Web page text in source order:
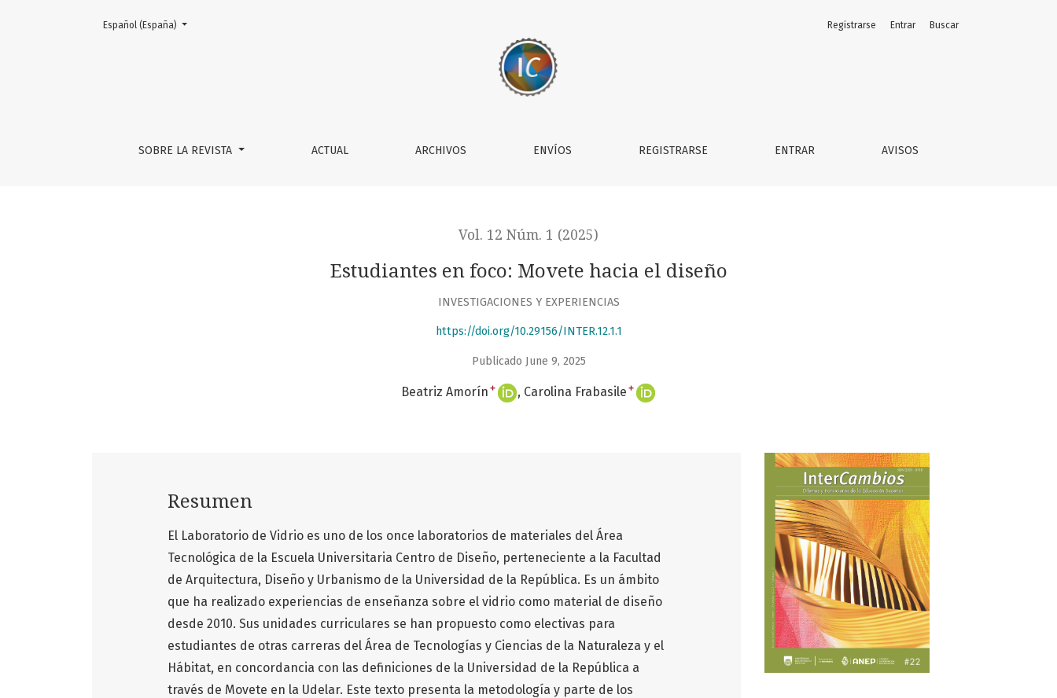
Estudiantes en foco: Movete hacia el diseño
SOBRE LA REVISTA ACTUAL ARCHIVOS ENVÍOS REGISTRARSE ENTRAR AVISOS
Registrarse Entrar Buscar
Cambiar el idioma. El actual es:
Español (España)
Vol. 12 Núm. 1 (2025)
Estudiantes en foco: Movete hacia el diseño
INVESTIGACIONES Y EXPERIENCIAS
https://doi.org/10.29156/INTER.12.1.1
Publicado June 9, 2025
Beatriz Amorín + Carolina Frabasile +
Resumen
El Laboratorio de Vidrio es uno de los once laboratorios de materiales del Área
Tecnológica de la Escuela Universitaria Centro de Diseño, perteneciente a la Facultad
de Arquitectura, Diseño y Urbanismo de la Universidad de la República. Es un ámbito
que ha realizado experiencias de enseñanza sobre el vidrio como material de diseño
desde 2010. Sus unidades curriculares se han propuesto como electivas para
estudiantes de otras carreras del Área de Tecnologías y Ciencias de la Naturaleza y el
Hábitat, en concordancia con las definiciones de la Universidad de la República a
través de Movete en la Udelar. Este texto presenta la metodología y parte de los